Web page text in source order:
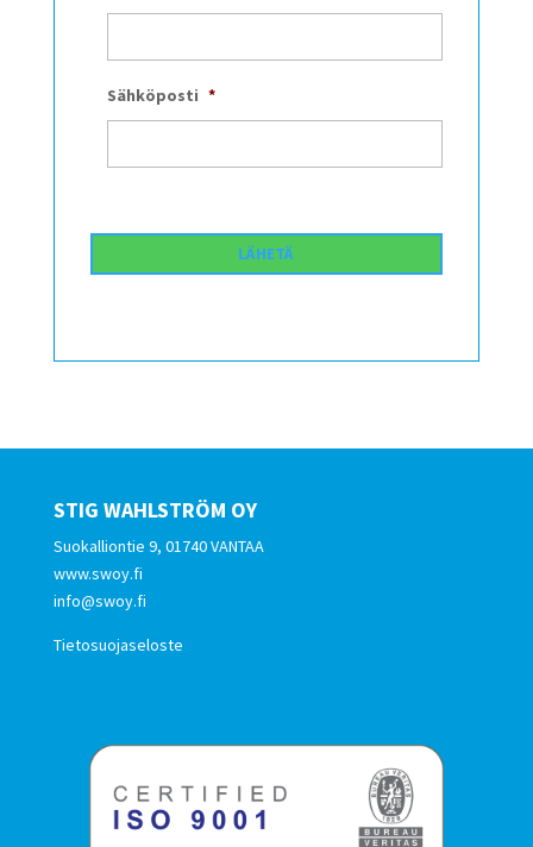
Sähköposti *
STIG WAHLSTRÖM OY
Suokalliontie 9, 01740 VANTAA
www.swoy.fi
info@swoy.fi
Tietosuojaseloste